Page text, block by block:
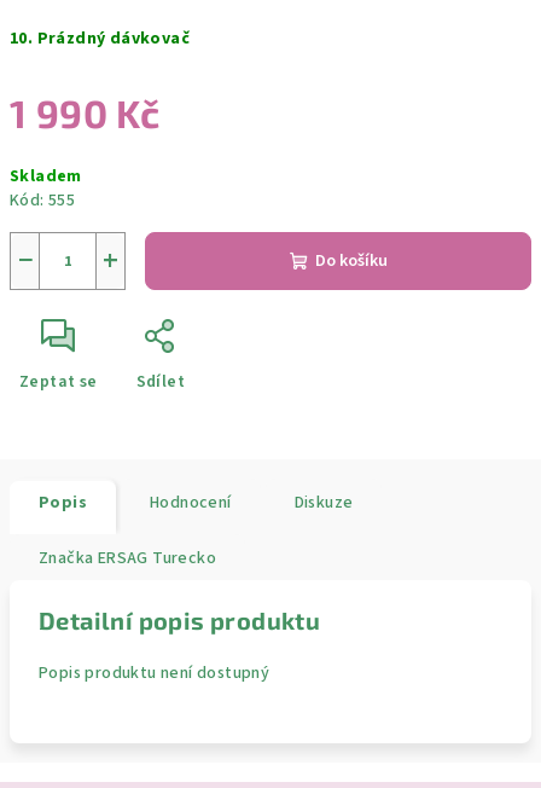
10. Prázdný dávkovač
1 990 Kč
cena:
Skladem
Kód: 555
+
− Do košíku
Zeptat se Sdílet
Popis Hodnocení Diskuze
Značka ERSAG Turecko
Detailní popis produktu
Popis produktu není dostupný